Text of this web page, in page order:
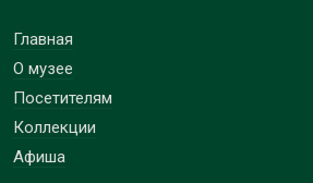
Главная
О музее
Посетителям
Коллекции
Афиша